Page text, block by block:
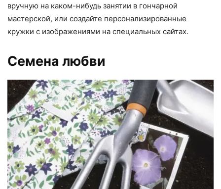
вручную на каком-нибудь занятии в гончарной
мастерской, или создайте персонализированные
кружки с изображениями на специальных сайтах.
Семена любви